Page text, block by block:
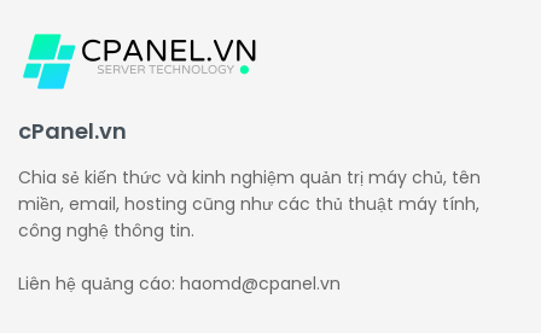
cPanel.vn
Chia sẻ kiến thức và kinh nghiệm quản trị máy chủ, tên
miền, email, hosting cũng như các thủ thuật máy tính,
công nghệ thông tin.
Liên hệ quảng cáo: haomd@cpanel.vn